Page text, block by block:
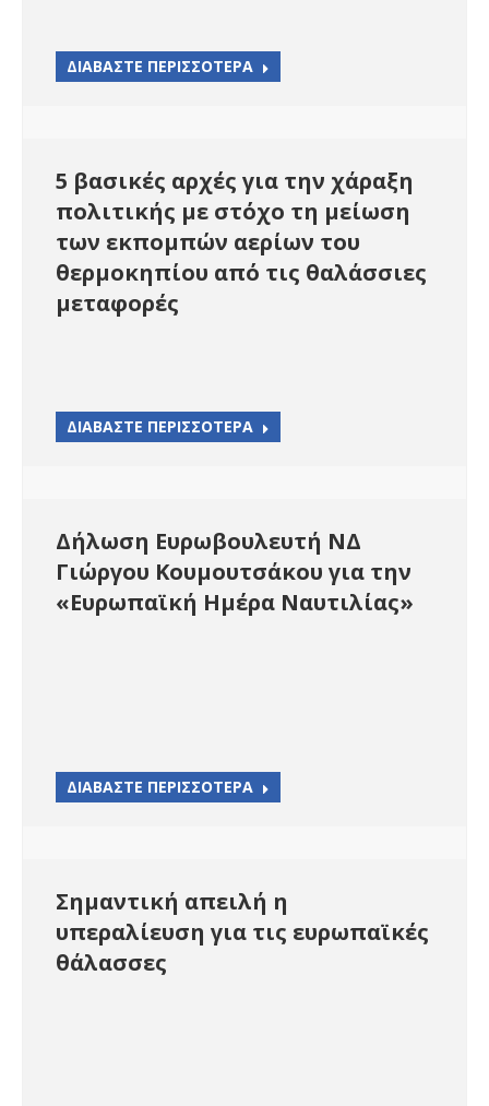
ΔΙΑΒΑΣΤΕ ΠΕΡΙΣΣΟΤΕΡΑ
5 βασικές αρχές για την χάραξη
πολιτικής με στόχο τη μείωση
των εκπομπών αερίων του
θερμοκηπίου από τις θαλάσσιες
μεταφορές
ΔΙΑΒΑΣΤΕ ΠΕΡΙΣΣΟΤΕΡΑ
Δήλωση Ευρωβουλευτή ΝΔ
Γιώργου Κουμουτσάκου για την
«Ευρωπαϊκή Ημέρα Ναυτιλίας»
ΔΙΑΒΑΣΤΕ ΠΕΡΙΣΣΟΤΕΡΑ
Σημαντική απειλή η
υπεραλίευση για τις ευρωπαϊκές
θάλασσες